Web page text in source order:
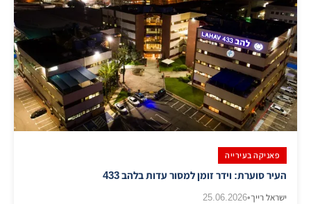
פאניקה בעירייה
העיר סוערת: וידר זומן למסור עדות בלהב 433
ישראל רייך•
25.06.2026